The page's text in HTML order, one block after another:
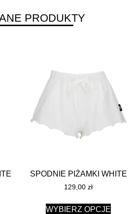
PRODUKTY
SPODNIE PIŻAMKI WHITE
129,00 zł
WYBIERZ OPCJE